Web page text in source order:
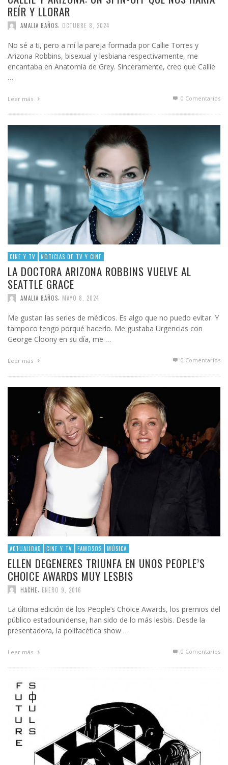
REÍR Y LLORAR
AMALIA BAÑOS OCTUBRE 8, 2024
No sé a ti, pero a mí la pareja formada por Callie Torres y
Arizona Robbins, bisexual y lesbiana respectivamente, me
encantaba en Anatomía de Grey. Sinceramente, creo que Callie
…
Leer más 0 Comentarios
CINE Y TV NOTICIAS DE TV Y CINE
LA DOCTORA ARIZONA ROBBINS VUELVE AL
SEATTLE GRACE
AMALIA BAÑOS MAYO 8, 2024
Me gustan las series de médicos. Es algo que no puedo evitar. Y
tampoco tengo porqué hacerlo. Me gustaba Urgencias con
George Cloony en su día, me …
Leer más 0 Comentarios
ACTUALIDAD CINE Y TV FAMOSOS MÚSICA
ELLEN DEGENERES TRIUNFA EN UNOS PEOPLE’S
CHOICE AWARDS MUY LESBIS
HACHE ENERO 9, 2016
La última edición de los People’s Choice Awards, los premios del
público estadounidense, han sido de lo más lesbis. Desde la
presentadora, la polifacética show …
Leer más 0 Comentarios